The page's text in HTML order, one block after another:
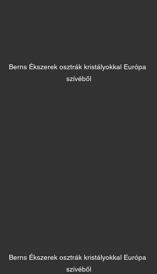
Berns Ékszerek osztrák kristályokkal Európa
szívéből
Berns Ékszerek osztrák kristályokkal Európa
szívéből